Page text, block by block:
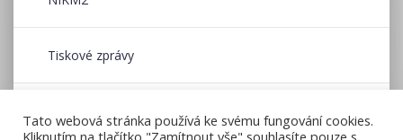
Tiskové zprávy
Tato webová stránka používá ke svému fungování cookies.
Kliknutím na tlačítko "Zamítnout vše" souhlasíte pouze s